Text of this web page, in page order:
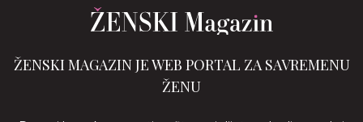
ŽENSKI MAGAZIN JE WEB PORTAL ZA SAVREMENU
ŽENU